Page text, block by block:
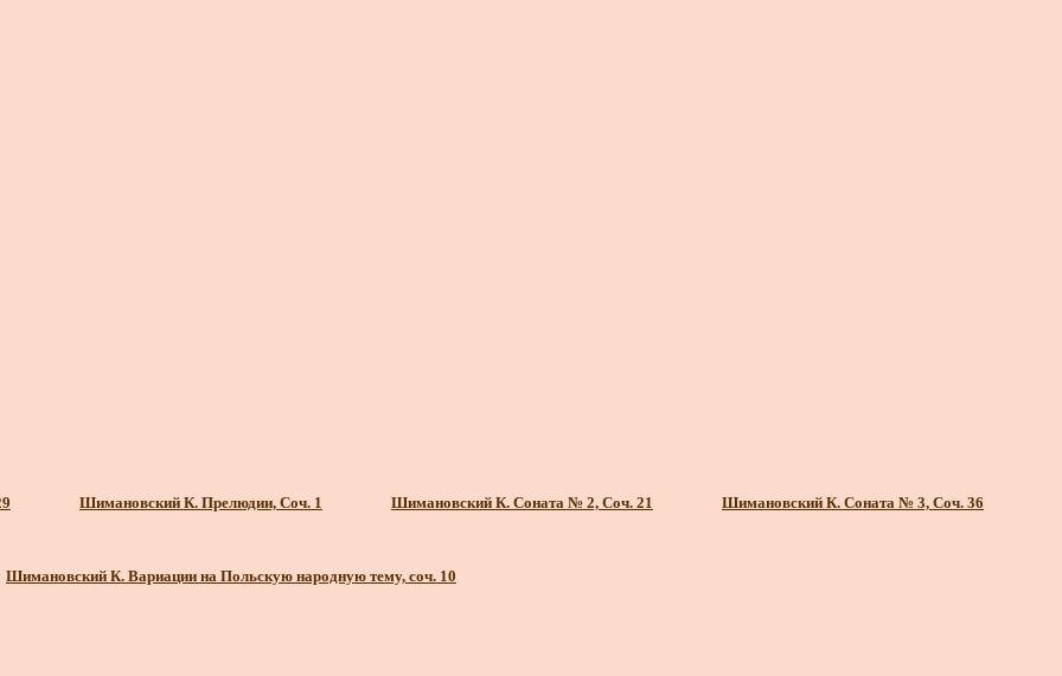
Шимановский К. Прелюдии, Соч. 1 Шимановский К. Соната № 2, Соч. 21 Шимановский К. Соната № 3, Соч. 36
Шимановский К. Вариации на Польскую народную тему, соч. 10